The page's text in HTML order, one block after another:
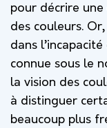
pour décrire
des couleurs.
dans
connue sous le
la vision des
à distinguer
beaucoup plus